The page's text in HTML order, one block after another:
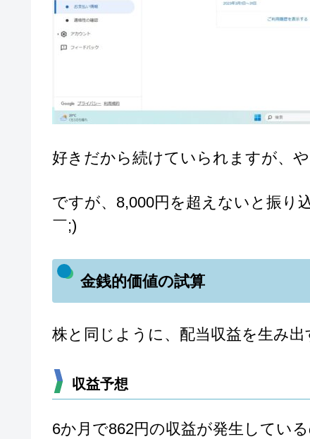
好きだから続けていられますが、
ですが、8,000円を超えないと振
￣;)
金銭的価値の試算
株と同じように、配当収益を生み出
収益予想
6か月で862円の収益が発生してい